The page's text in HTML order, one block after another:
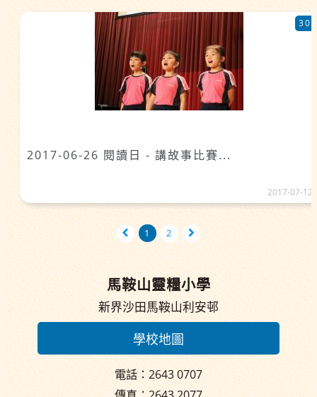
2017-06-26 閱讀日 - 講故事比賽...
30
2017-07-12
1 2
馬鞍山靈糧小學
新界沙田馬鞍山利安邨
學校地圖
電話：2643 0707